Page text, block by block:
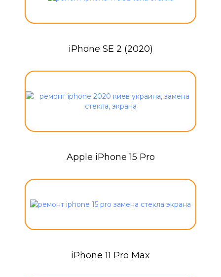
iPhone SE 2 (2020)
Apple iPhone 15 Pro
iPhone 11 Pro Max